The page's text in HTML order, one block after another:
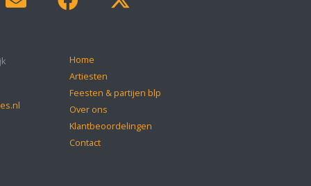
Home
Artiesten
Feesten & partijen blp
Over ons
Klantbeoordelingen
Contact